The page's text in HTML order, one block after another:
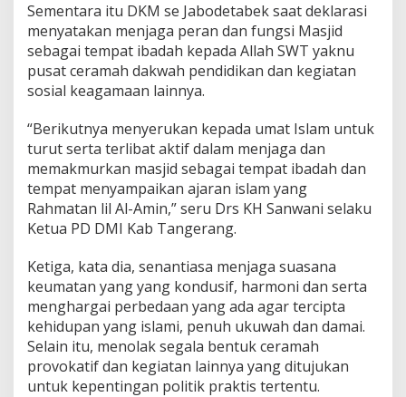
Sementara itu DKM se Jabodetabek saat deklarasi
menyatakan menjaga peran dan fungsi Masjid
sebagai tempat ibadah kepada Allah SWT yaknu
pusat ceramah dakwah pendidikan dan kegiatan
sosial keagamaan lainnya.
“Berikutnya menyerukan kepada umat Islam untuk
turut serta terlibat aktif dalam menjaga dan
memakmurkan masjid sebagai tempat ibadah dan
tempat menyampaikan ajaran islam yang
Rahmatan lil Al-Amin,” seru Drs KH Sanwani selaku
Ketua PD DMI Kab Tangerang.
Ketiga, kata dia, senantiasa menjaga suasana
keumatan yang yang kondusif, harmoni dan serta
menghargai perbedaan yang ada agar tercipta
kehidupan yang islami, penuh ukuwah dan damai.
Selain itu, menolak segala bentuk ceramah
provokatif dan kegiatan lainnya yang ditujukan
untuk kepentingan politik praktis tertentu.